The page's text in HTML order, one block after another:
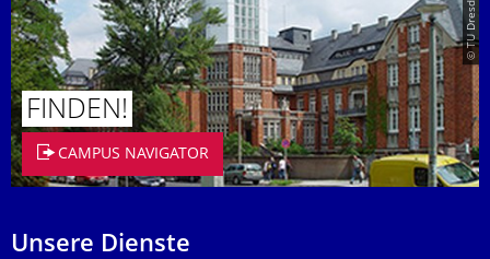
FINDEN!
CAMPUS NAVIGATOR
Unsere Dienste